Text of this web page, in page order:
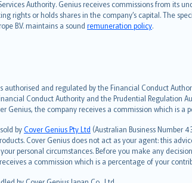
Authority. Genius receives commissions from its
rights or holds shares in the company’s capital. The
B.V. maintains a sound remuneration policy.
authorised and regulated by the Financial Conduct
Conduct Authority and the Prudential
Genius, the company receives a commission which is a
byCover Genius Pty Ltd (Australian Business Number
Cover Genius does not act as your agent: this
personal circumstances. Before you make any
a commission which is a percentage of your